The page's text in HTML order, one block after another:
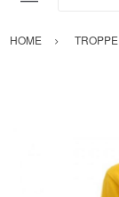
HOME